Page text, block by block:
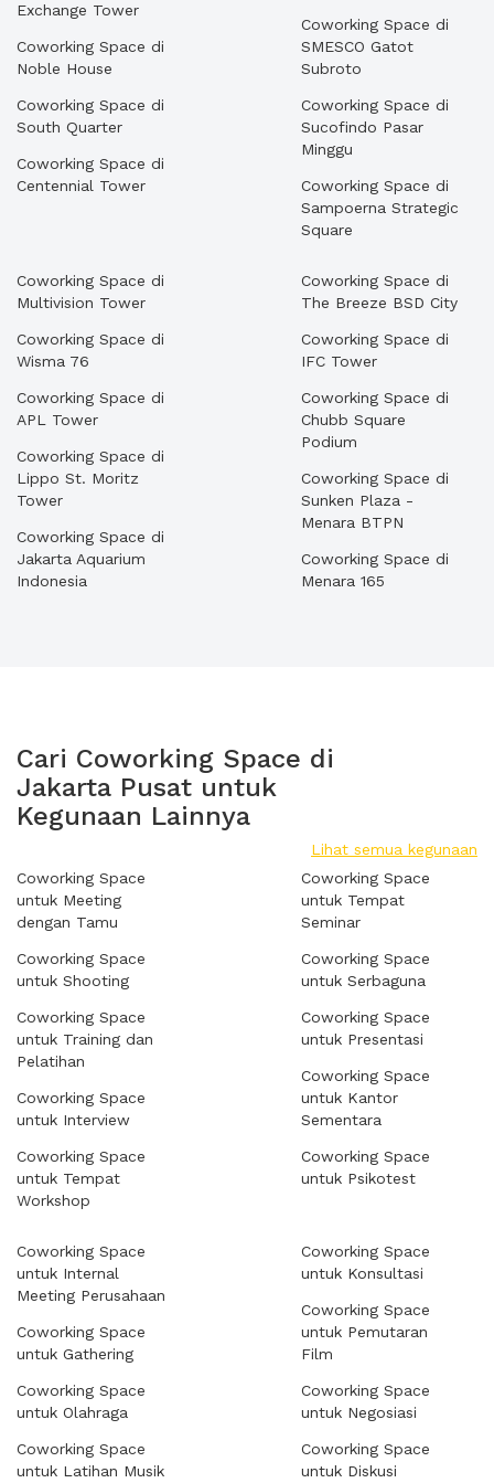
Exchange Tower
Coworking Space di
Noble House
Coworking Space di
South Quarter
Coworking Space di
Centennial Tower
Coworking Space di
SMESCO Gatot
Subroto
Coworking Space di
Sucofindo Pasar
Minggu
Coworking Space di
Sampoerna Strategic
Square
Coworking Space di
Multivision Tower
Coworking Space di
Wisma 76
Coworking Space di
APL Tower
Coworking Space di
Lippo St. Moritz
Tower
Coworking Space di
Jakarta Aquarium
Indonesia
Coworking Space di
The Breeze BSD City
Coworking Space di
IFC Tower
Coworking Space di
Chubb Square
Podium
Coworking Space di
Sunken Plaza -
Menara BTPN
Coworking Space di
Menara 165
Cari Coworking Space di
Jakarta Pusat untuk
Kegunaan Lainnya
Lihat semua kegunaan
Coworking Space
untuk Meeting
dengan Tamu
Coworking Space
untuk Shooting
Coworking Space
untuk Training dan
Pelatihan
Coworking Space
untuk Interview
Coworking Space
untuk Tempat
Workshop
Coworking Space
untuk Tempat
Seminar
Coworking Space
untuk Serbaguna
Coworking Space
untuk Presentasi
Coworking Space
untuk Kantor
Sementara
Coworking Space
untuk Psikotest
Coworking Space
untuk Internal
Meeting Perusahaan
Coworking Space
untuk Gathering
Coworking Space
untuk Olahraga
Coworking Space
untuk Latihan Musik
Coworking Space
untuk Konsultasi
Coworking Space
untuk Pemutaran
Film
Coworking Space
untuk Negosiasi
Coworking Space
untuk Diskusi